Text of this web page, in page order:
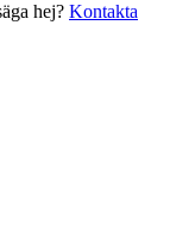
hej? Kontakta